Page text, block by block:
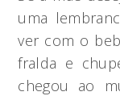
uma
ver com o
fralda e
chegou ao